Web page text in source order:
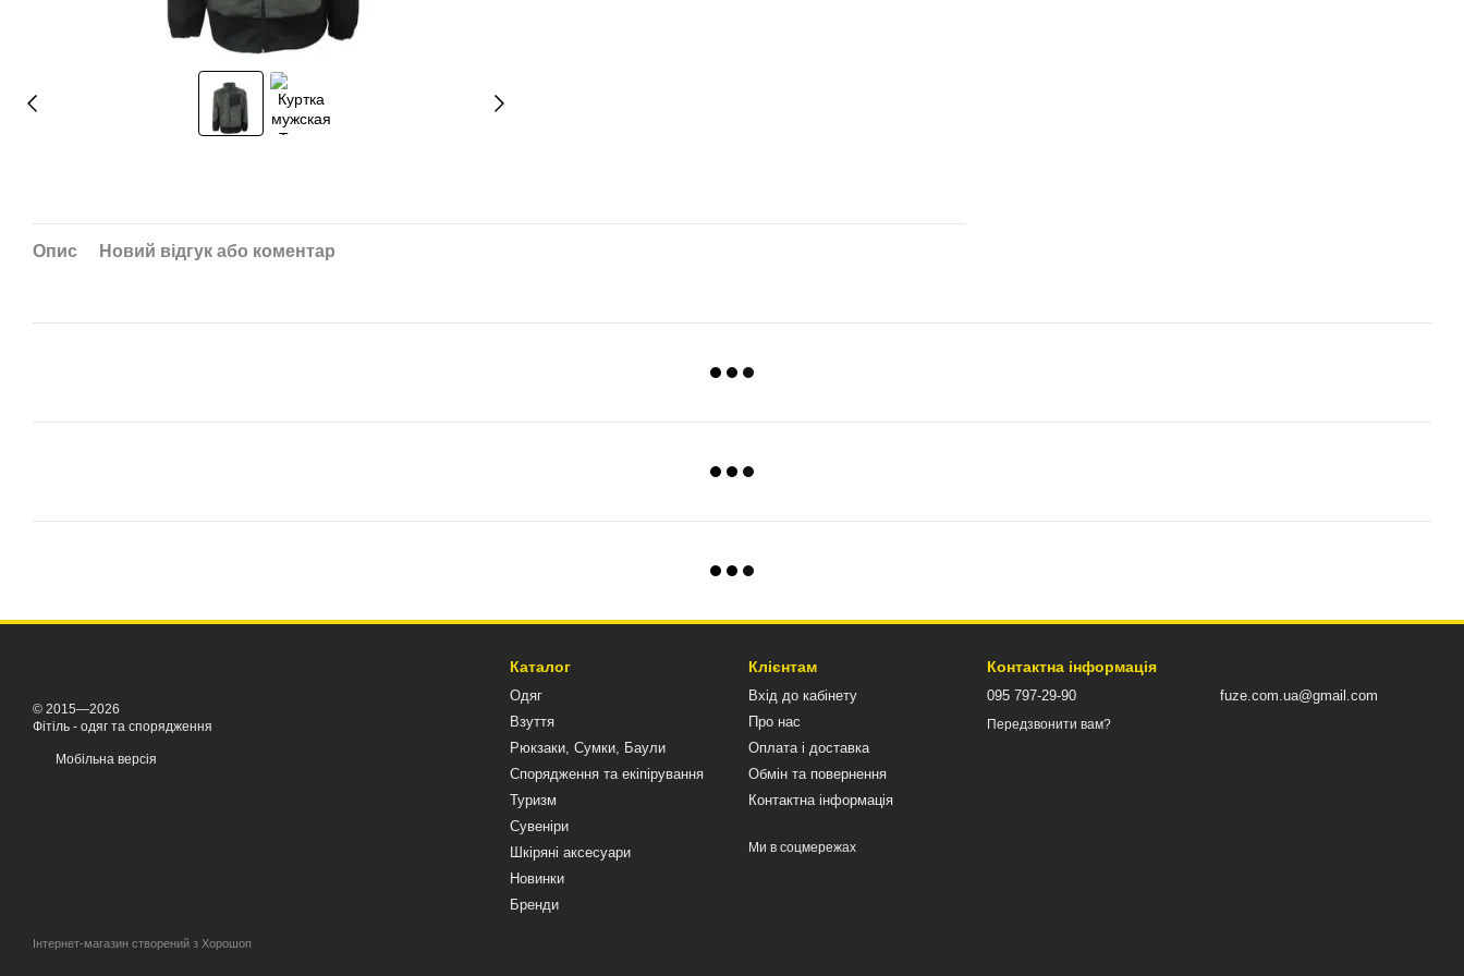
Опис Новий відгук або коментар
© 2015—2026
Фітіль - одяг та спорядження
Мобільна версія
Інтернет-магазин створений з Хорошоп
Каталог
Одяг
Взуття
Рюкзаки, Сумки, Баули
Спорядження та екіпірування
Туризм
Сувеніри
Шкіряні аксесуари
Новинки
Бренди
Клієнтам
Вхід до кабінету
Про нас
Оплата і доставка
Обмін та повернення
Контактна інформація
Ми в соцмережах
Контактна інформація
095 797-29-90
Передзвонити вам?
fuze.com.ua@gmail.com